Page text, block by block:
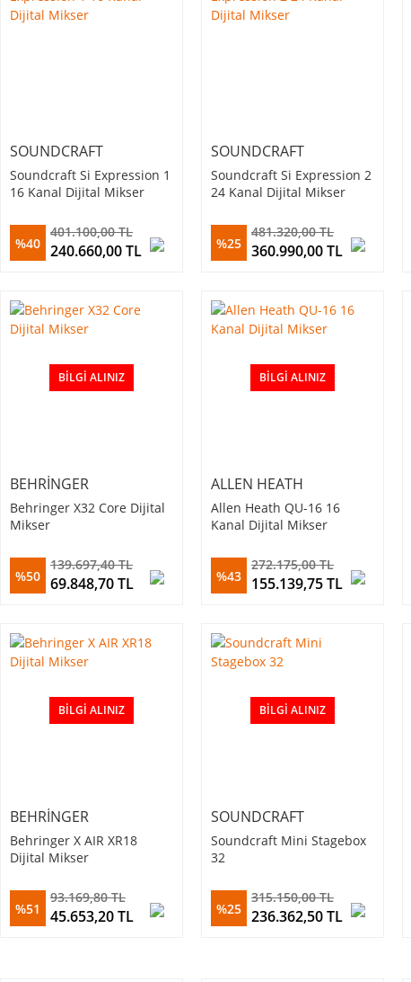
SOUNDCRAFT
Soundcraft Si Expression 1
16 Kanal Dijital Mikser
%40
401.100,00 TL
240.660,00 TL
SOUNDCRAFT
Soundcraft Si Expression 2
24 Kanal Dijital Mikser
%25
481.320,00 TL
360.990,00 TL
BILGI ALINIZ
BEHRINGER
Behringer X32 Core Dijital
Mikser
%50
139.697,40 TL
69.848,70 TL
BILGI ALINIZ
ALLEN HEATH
Allen Heath QU-16 16
Kanal Dijital Mikser
%43
272.175,00 TL
155.139,75 TL
BILGI ALINIZ
BEHRINGER
Behringer X AIR XR18
Dijital Mikser
%51
93.169,80 TL
45.653,20 TL
BILGI ALINIZ
SOUNDCRAFT
Soundcraft Mini Stagebox
32
%25
315.150,00 TL
236.362,50 TL